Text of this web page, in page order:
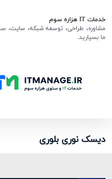
خدمات IT هزاره سوم
مشاوره، طراحی، توسعه شبکه، سایت،
ما بسپارید.
دیسک نوری بلوری